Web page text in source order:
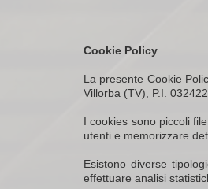
Cookie Policy
La presente Cookie
Villorba (TV), P.I.
I cookies sono piccoli
utenti e memorizzare
Esistono diverse
effettuare analisi